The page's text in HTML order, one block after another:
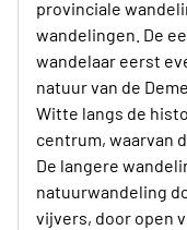
provinciale
wandelingen. De
wandelaar eerst
natuur van de
Witte langs de
centrum, waarvan
De langere
natuurwandeling
vijvers, door open